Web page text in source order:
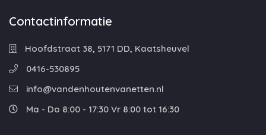
Contactinformatie
Hoofdstraat 38, 5171 DD, Kaatsheuvel
0416-530895
info@vandenhoutenvanetten.nl
Ma - Do 8:00 - 17:30 Vr 8:00 tot 16:30